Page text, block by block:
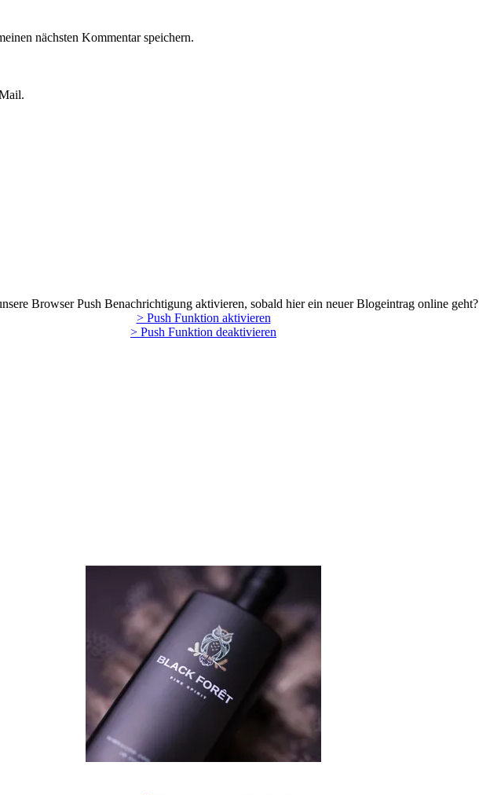
nächsten Kommentar speichern.
Browser Push Benachrichtigung aktivieren, sobald hier ein neuer Blogeintrag online geht?
> Push Funktion aktivieren
> Push Funktion deaktivieren